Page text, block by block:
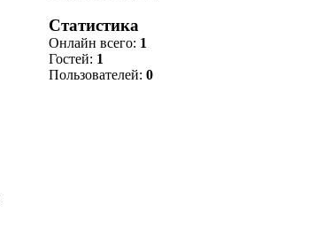
Статистика
Онлайн всего: 1
Гостей: 1
Пользователей: 0